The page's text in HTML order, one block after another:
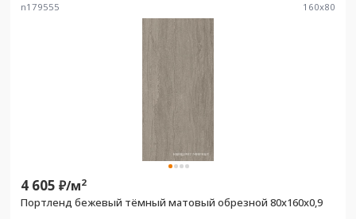
n179555 160x80
4 605 ₽/м2
Портленд бежевый тёмный матовый обрезной 80x160x0,9